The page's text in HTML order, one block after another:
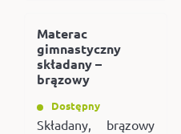
Materac
gimnastyczny
składany –
brązowy
Dostępny
Składany, brązowy